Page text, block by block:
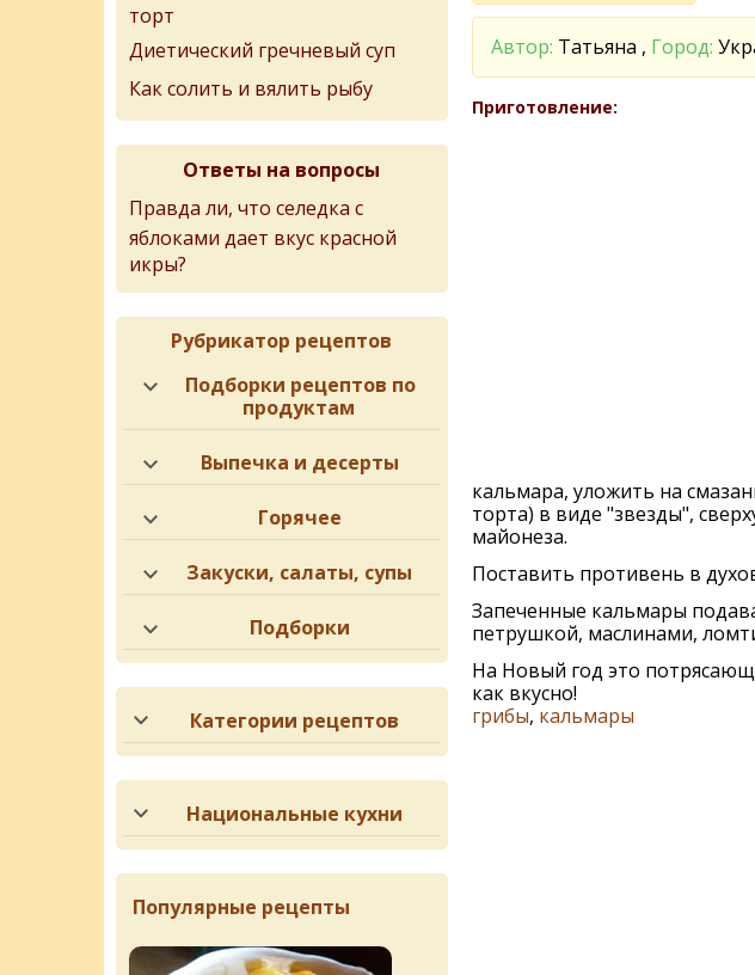
Автор: Татьяна , Город:
Приготовление:
кальмара, уложить на
торта) в виде "звезды",
майонеза.
Поставить противень в
Запеченные кальмары
петрушкой, маслинами,
На Новый год это
как вкусно!
грибы, кальмары
торт
Диетический гречневый суп
Как солить и вялить рыбу
Ответы на вопросы
Правда ли, что селедка с
яблоками дает вкус красной
икры?
Рубрикатор рецептов
Подборки рецептов по
продуктам
Выпечка и десерты
Горячее
Закуски, салаты, супы
Подборки
Категории рецептов
Национальные кухни
Популярные рецепты